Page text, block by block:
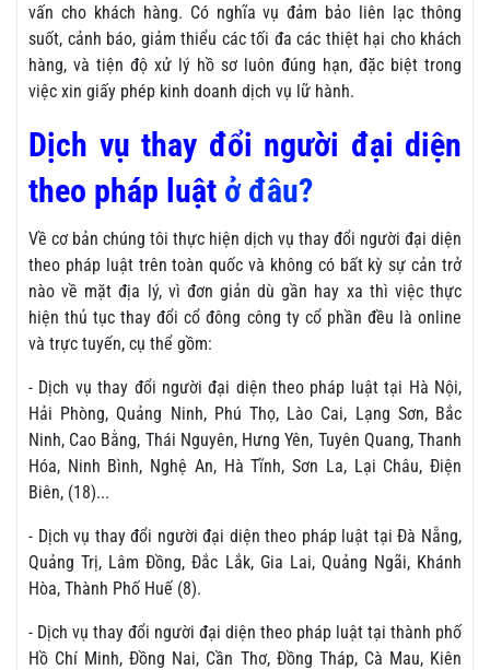
vấn cho khách hàng. Có nghĩa vụ đảm bảo liên lạc thông
suốt, cảnh báo, giảm thiểu các tối đa các thiệt hại cho khách
hàng, và tiện độ xử lý hồ sơ luôn đúng hạn, đặc biệt trong
việc xin giấy phép kinh doanh dịch vụ lữ hành.
Dịch vụ thay đổi người đại diện
theo pháp luật ở đâu?
Về cơ bản chúng tôi thực hiện dịch vụ thay đổi người đại diện
theo pháp luật trên toàn quốc và không có bất kỳ sự cản trở
nào về mặt địa lý, vì đơn giản dù gần hay xa thì việc thực
hiện thủ tục thay đổi cổ đông công ty cổ phần đều là online
và trực tuyến, cụ thể gồm:
- Dịch vụ thay đổi người đại diện theo pháp luật tại Hà Nội,
Hải Phòng, Quảng Ninh, Phú Thọ, Lào Cai, Lạng Sơn, Bắc
Ninh, Cao Bằng, Thái Nguyên, Hưng Yên, Tuyên Quang, Thanh
Hóa, Ninh Bình, Nghệ An, Hà Tĩnh, Sơn La, Lại Châu, Điện
Biên, (18)...
- Dịch vụ thay đổi người đại diện theo pháp luật tại Đà Nẵng,
Quảng Trị, Lâm Đồng, Đắc Lắk, Gia Lai, Quảng Ngãi, Khánh
Hòa, Thành Phố Huế (8).
- Dịch vụ thay đổi người đại diện theo pháp luật tại thành phố
Hồ Chí Minh, Đồng Nai, Cần Thơ, Đồng Tháp, Cà Mau, Kiên